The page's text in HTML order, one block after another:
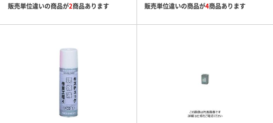
販売単位違いの商品が2商品あります 販売単位違いの商品が4商品あります